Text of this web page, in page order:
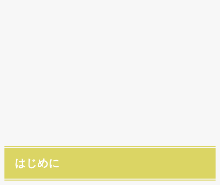
はじめに